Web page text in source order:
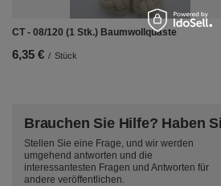
CT - 08/120 (1 Stk.) Baumwollquaste
6,35 € / Stück
Brauchen Sie Hilfe? Haben
Stellen Sie eine Frage, und wir werden
umgehend antworten und die
interessantesten Fragen und Antworten für
andere veröffentlichen.